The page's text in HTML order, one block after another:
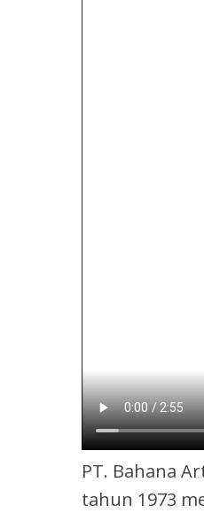
PT. Bahana
tahun 1973